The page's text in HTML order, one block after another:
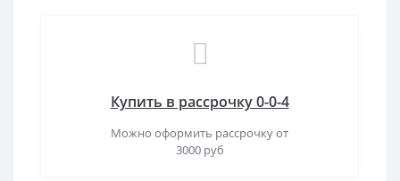
Купить в рассрочку 0-0-4
Можно оформить рассрочку от
3000 руб